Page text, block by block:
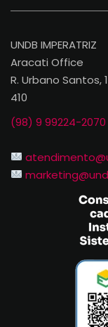
UNDB IMPERATRIZ
Aracati Office
R. Urbano
410
(98) 9 99224-2070